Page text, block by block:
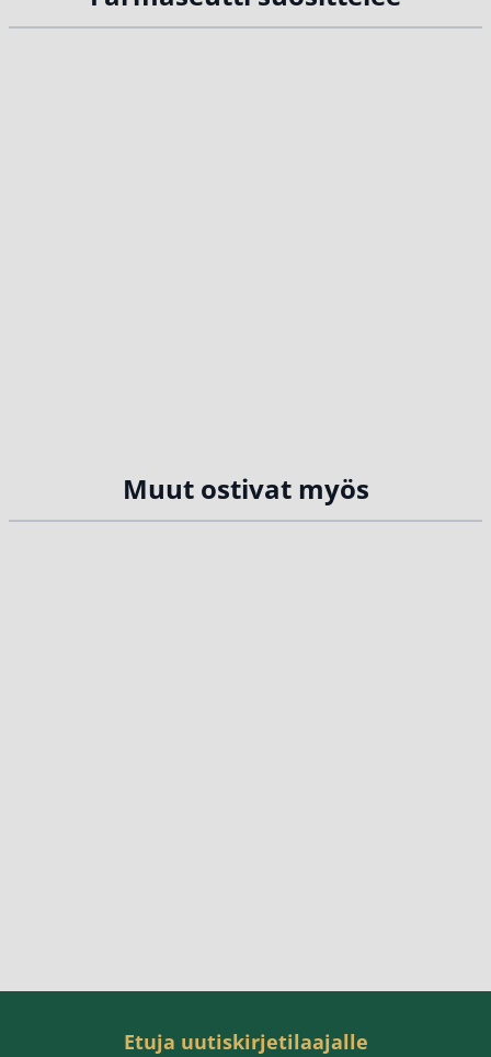
Muut ostivat myös
Etuja uutiskirjetilaajalle